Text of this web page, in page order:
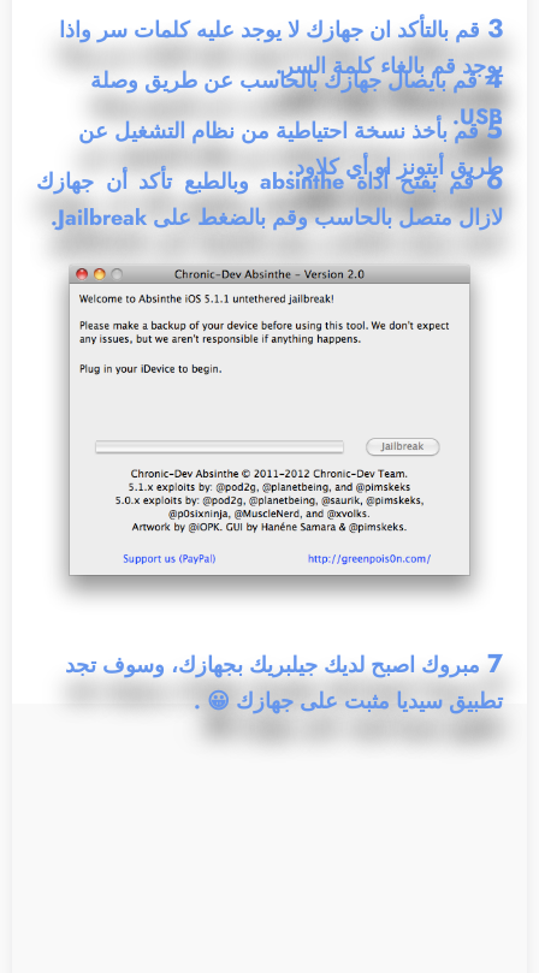
3 قم بالتأكد ان جهازك لا يوجد عليه كلمات سر واذا
يوجد قم بالغاء كلمة السر.
4 قم بايصال جهازك بالحاسب عن طريق وصلة
USB.
5 قم بأخذ نسخة احتياطية من نظام التشغيل عن
طريق أيتونز او أي كلاود.
6
قم بفتح أداة absinthe وبالطبع تأكد أن جهازك
لازال متصل بالحاسب وقم بالضغط على Jailbreak.
7 مبروك اصبح لديك جيلبريك بجهازك، وسوف تجد
تطبيق سيديا مثبت على جهازك 😀 .